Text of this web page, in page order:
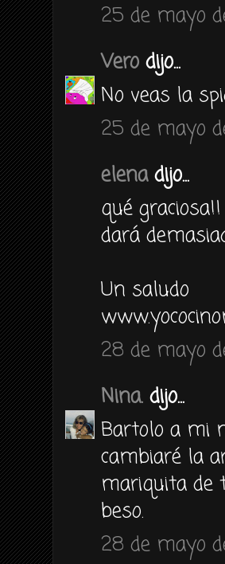
25 de mayo
Vero dijo...
No veas la
25 de mayo
elenadijo...
qué
dará
Un saludo
28 de mayo
Nina. dijo...
Bartolo a mi
cambiaré la
mariquita de
beso.
28 de mayo